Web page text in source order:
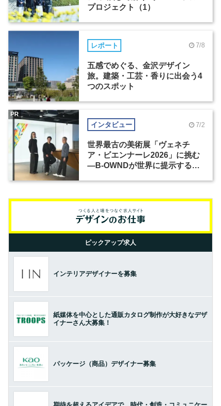
プロジェクト（1）
レポート 7/8
五感でめぐる、金沢デザイン
旅。建築・工芸・香りに出会う4
つのスポット
インタビュー 7/2
世界最古の美術展「ヴェネチ
ア・ビエンナーレ2026」に挑む
―B-OWNDが世界に提示する美
PR
ピックアップ求人
インテリアデザイナーを募集
紙媒体を中心とした通販カタログ制作が大好きなデザ
イナーさん大募集！
パッケージ（商品）デザイナー募集